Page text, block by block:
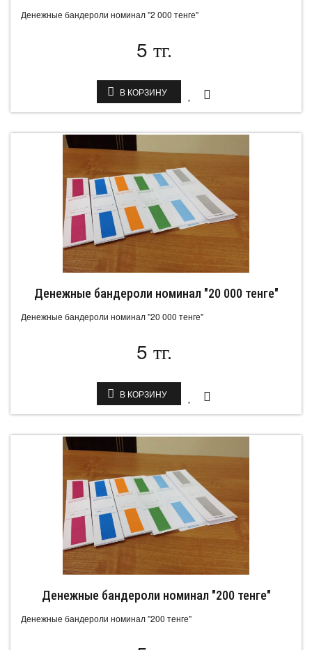
Денежные бандероли номинал "2 000 тенге"
5 тг.
В КОРЗИНУ
Денежные бандероли номинал "20 000 тенге"
Денежные бандероли номинал "20 000 тенге"
5 тг.
В КОРЗИНУ
Денежные бандероли номинал "200 тенге"
Денежные бандероли номинал "200 тенге"